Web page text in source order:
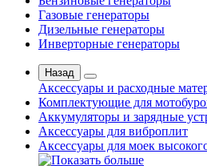
Газовые генераторы
Дизельные генераторы
Инверторные генераторы
Назад
Аксессуары и расходные
Комплектующие для
Аккумуляторы и зарядные
Аксессуары для виброплит
Аксессуары для моек